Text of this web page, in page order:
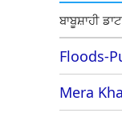
ਬਾਬੂਸ਼ਾਹੀ
Floods-
Mera